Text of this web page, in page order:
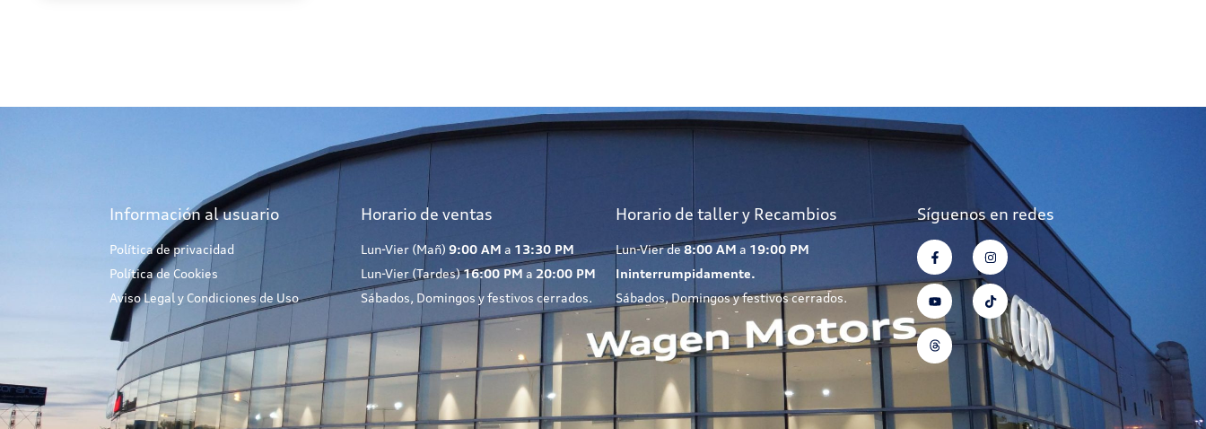
Información al usuario
Política de privacidad
Política de Cookies
Aviso Legal y Condiciones de Uso
Horario de ventas
Lun-Vier (Mañ) 9:00 AM a 13:30 PM
Lun-Vier (Tardes)16:00 PM a 20:00 PM
Sábados, Domingos y festivos cerrados.
Horario de taller y Recambios
Lun-Vier de8:00 AM a 19:00 PM
Ininterrumpidamente.
Sábados, Domingos y festivos cerrados.
Síguenos en redes